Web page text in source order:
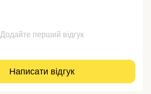
Додайте перший відгук
Написати відгук